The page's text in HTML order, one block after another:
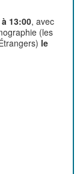
13:00, avec
(les
le